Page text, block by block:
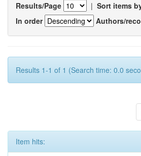
Results/Page | Sort items
In order
Authors/
Results 1-1 of 1 (Search time: 0.0
Item hits: